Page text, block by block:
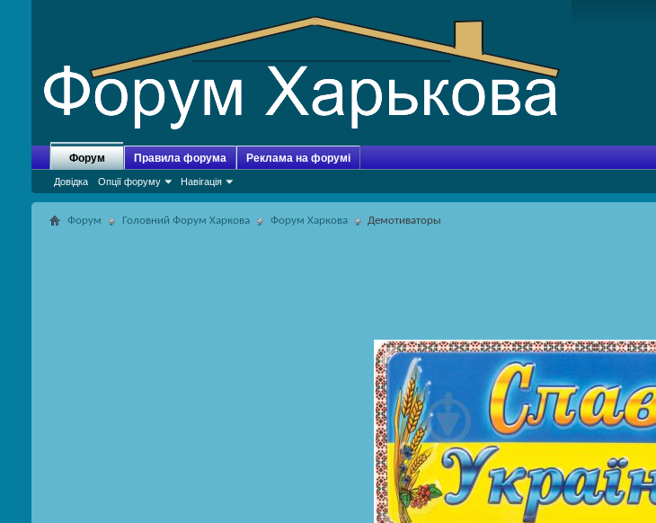
Форум
Довідка Опції форуму Навігація
Правила форума Реклама на форумі
Форум Головний Форум Харкова Форум Харкова Демотиваторы